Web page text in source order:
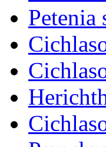
Petenia